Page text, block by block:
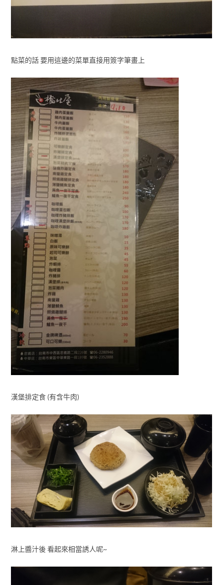
點菜的話 要用這邊的菜單直接用簽字筆畫上
漢堡排定食 (有含牛肉)
淋上醬汁後 看起來相當誘人呢~